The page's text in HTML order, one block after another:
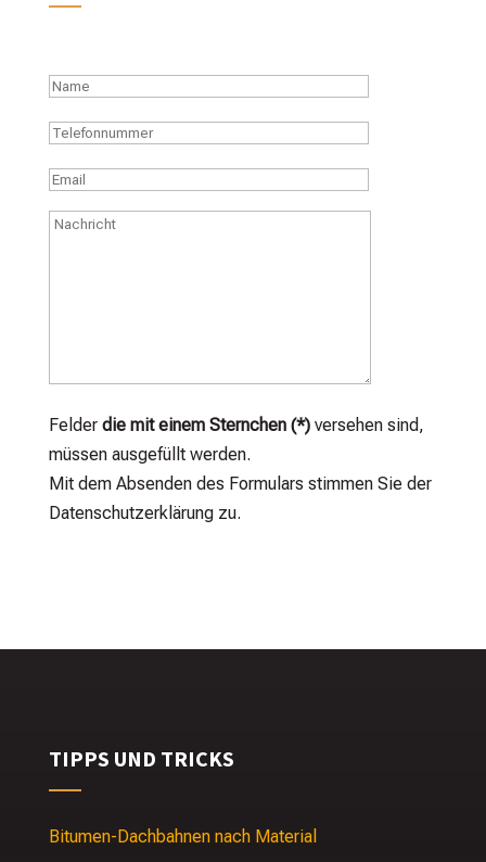
Felder die mit einem Sternchen (*)versehen sind,
müssen ausgefüllt werden.
Mit dem Absenden des Formulars stimmen Sie der
Datenschutzerklärung zu.
TIPPS UND TRICKS
Bitumen-Dachbahnen nach Material